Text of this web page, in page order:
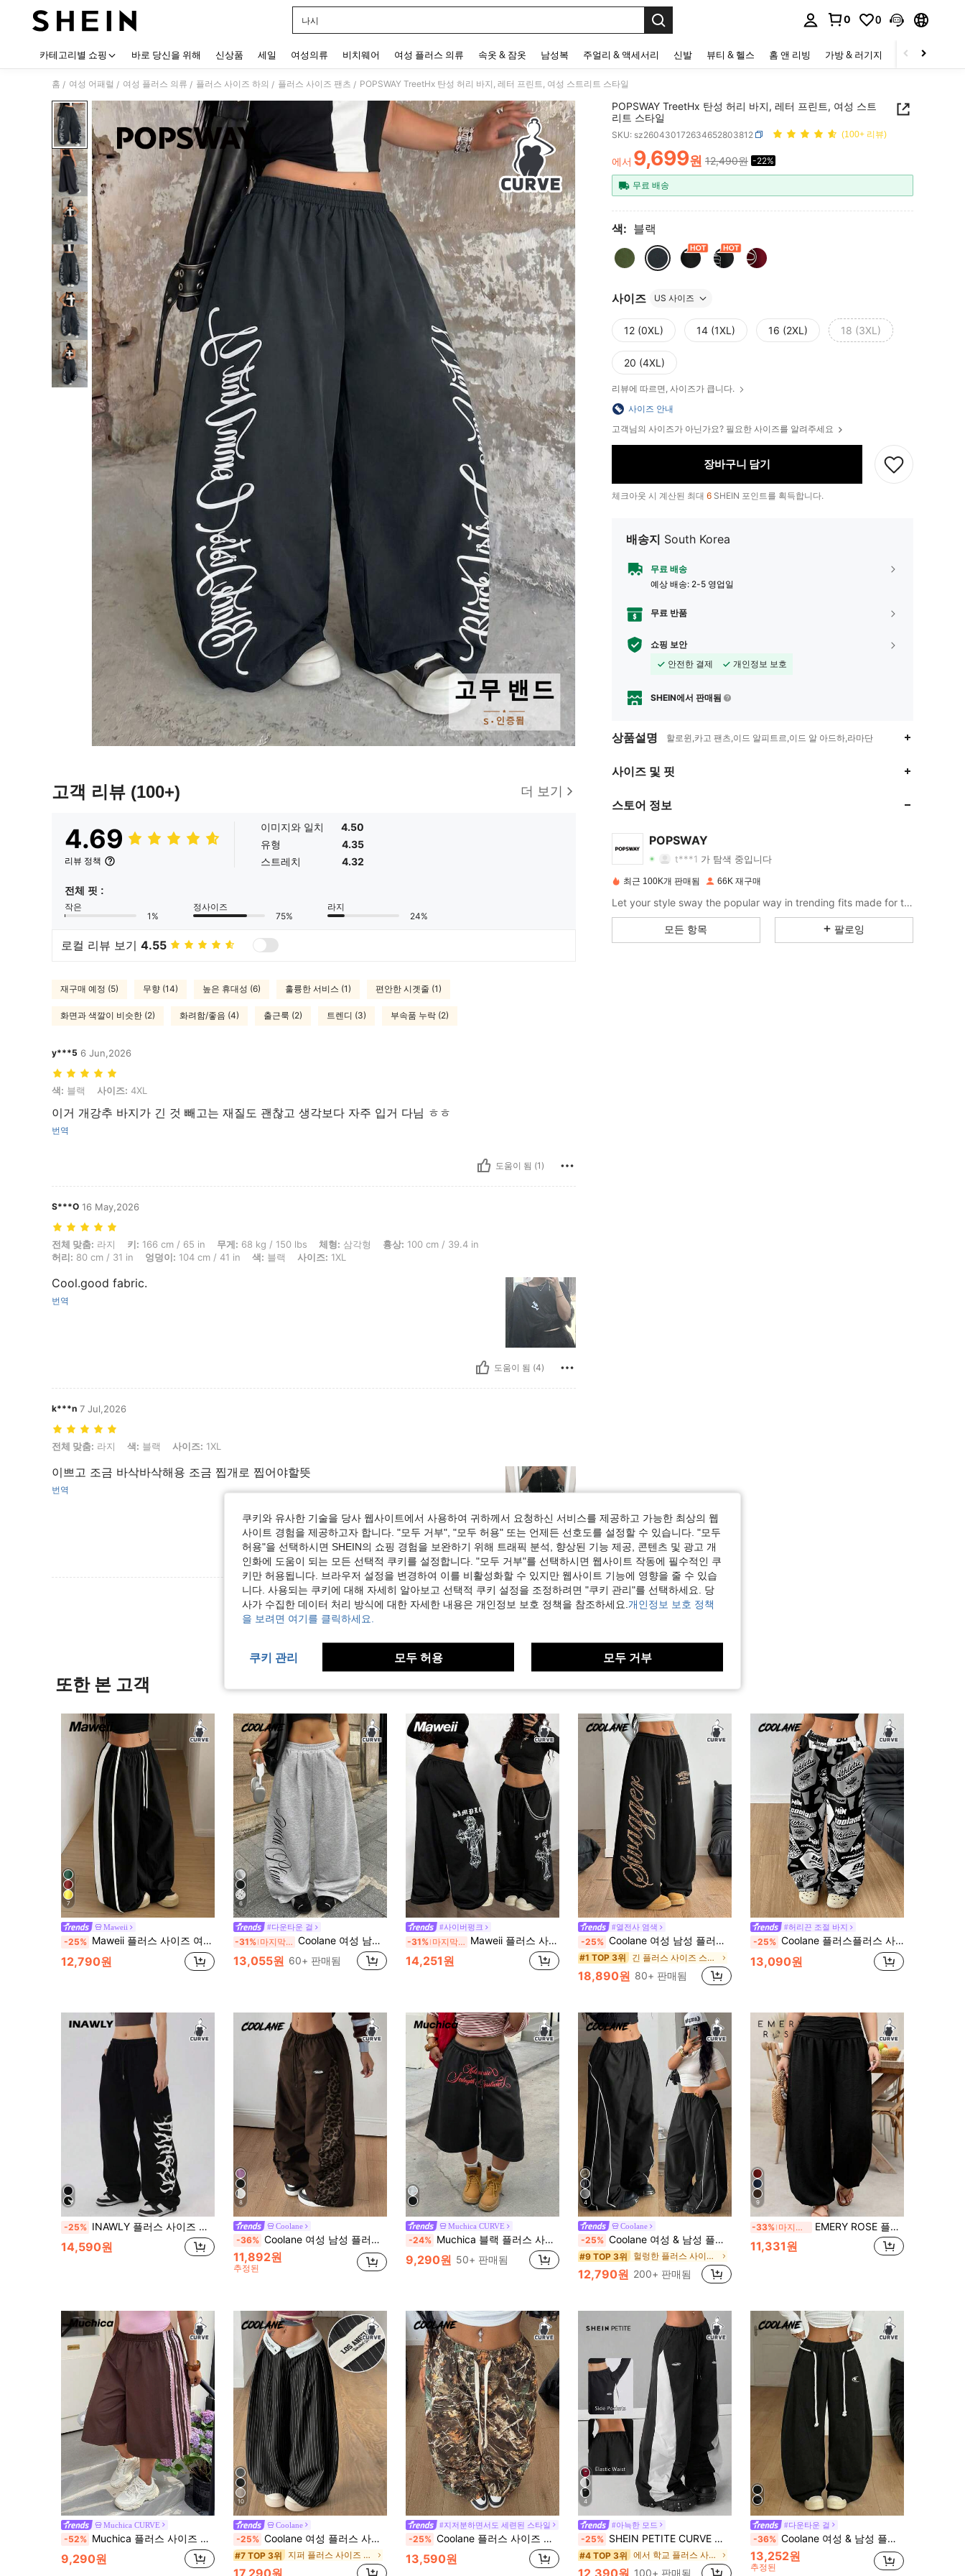
나시
0 0
카테고리별 쇼핑 바로 당신을 위해 신상품 세일 여성의류 비치웨어 여성 플러스 의류 속옷 & 잠옷 남성복 주얼리 & 액세서리 신발 뷰티 & 헬스 홈 앤 리빙 가방 & 러기지 스포츠 & 아웃
홈 / 여성 어패럴 / 여성 플러스 의류 / 플러스 사이즈 하의 / 플러스 사이즈 팬츠 / POPSWAY TreetHx 탄성 허리 바지, 레터 프린트, 여성 스트리트 스타일
고객 리뷰 (100+) 더 보기
4.69
리뷰 정책
이미지와 일치
4.50
유형
4.35
스트레치
4.32
전체 핏 :
작은
1%
정사이즈
75%
라지
24%
로컬 리뷰 보기 4.55
재구매 예정 (5) 무향 (14) 높은 휴대성 (6) 훌륭한 서비스 (1) 편안한 시곗줄 (1)
화면과 색깔이 비슷한 (2) 화려함/좋음 (4) 출근룩 (2) 트렌디 (3) 부속품 누락 (2)
y***5 6 Jun,2026
색: 블랙, 사이즈: 4XL
색: 블랙 사이즈: 4XL
이거 개강추 바지가 긴 것 빼고는 재질도 괜찮고 생각보다 자주 입거 다님 ㅎㅎ
번역
도움이 됨 (1)
S***O 16 May,2026
전체 맞춤: 라지, 키: 166 cm / 65 in, 무게: 68 kg / 150 lbs, 체형: 삼각형, 흉상: 100 cm / 39.4 in, 허리: 80 cm / 31 in, 엉덩이: 104 cm / 41 in, 색: 블랙, 사이즈: 1XL
전체 맞춤: 라지 키: 166 cm / 65 in 무게: 68 kg / 150 lbs 체형: 삼각형 흉상: 100 cm / 39.4 in
허리: 80 cm / 31 in 엉덩이: 104 cm / 41 in 색: 블랙 사이즈: 1XL
Cool.good fabric.
번역
도움이 됨 (4)
k***n 7 Jul,2026
전체 맞춤: 라지, 색: 블랙, 사이즈: 1XL
전체 맞춤: 라지 색: 블랙 사이즈: 1XL
이쁘고 조금 바삭바삭해용 조금 찝개로 찝어야할뜻
번역
도움이 됨 (0)
리뷰 더 보기
POPSWAY TreetHx 탄성 허리 바지, 레터 프린트, 여성 스트
리트 스타일
SKU: sz260430172634652803812 (100+ 리뷰)
PRICE AND AVAILABILITY
에서 9,699원 12,490원 -22%
무료 배송
색: 블랙
사이즈 US 사이즈
12 (0XL) 14 (1XL) 16 (2XL) 18 (3XL)
20 (4XL)
리뷰에 따르면, 사이즈가 큽니다.
사이즈 안내
고객님의 사이즈가 아닌가요? 필요한 사이즈를 알려주세요
장바구니 담기
체크아웃 시 계산된 최대 6 SHEIN 포인트를 획득합니다.
배송지 South Korea
무료 배송
예상 배송: 2-5 영업일
무료 반품
쇼핑 보안
안전한 결제
개인정보 보호
SHEIN에서 판매됨
상품설명 할로윈,카고 팬츠,이드 알피트르,이드 알 아드하,라마단
사이즈 및 핏
스토어 정보
POPSWAY
4.88
t***1 가 탐색 중입니다
4.88 398 115K
4.88 115K
최근 100K개 판매됨 66K 재구매
Let your style sway the popular way in trending fits made for the ultimate It girl.
모든 항목 팔로잉
또한 본 고객
7
Maweii
-25% Maweii 플러스 사이즈 여성용 드로스트링 레그 캐주얼 팬츠
12,790원
6
#다운타운 걸
-31% 마지막 3일 Coolane 여성 남성 플러스 사이즈 가을 외출 짐 기본 일상복 스트릿웨어 캐주얼 배기 패턴 그레이 미드 라이즈 팬츠 프린트 스웨트팬츠 가을
13,055원 60+ 판매됨
#사이버펑크
-31% 마지막 3일 Maweii 플러스 사이즈 여성 루즈핏 스트레이트 레그 캐주얼 프린트 팬츠, 스트리트, 휴가, 사무실 및 일상복에 적합
14,251원
#열전사 염색
-25% Coolane 여성 남성 플러스 사이즈 가을 겨울 체육관 캐주얼 스트리트웨어 게임 데이 정장 스포츠 빈티지 일상 치타 프린트 블랙 배기 탄력 허리밴드 공항
#1 TOP 3위 긴 플러스 사이즈 스웨트팬츠
18,890원 80+ 판매됨
#허리끈 조절 바지
-25% Coolane 플러스플러스 사이즈 여성 캐주얼 스트리트 스타일 풀 프린트 영문 텍스트 회색 스웨트팬츠, 가을/겨울에 적합
13,090원
-25% INAWLY 플러스 사이즈 캐주얼 레터 프린트 드로스트링 허리 스웨트팬츠 졸업, 개학, 졸업, 선생님, 가을 개학
14,590원
8
Coolane
-36% Coolane 여성 남성 플러스 사이즈 가을 스트리트웨어 카우보이 90년대 Y2K 캐주얼 오버사이즈 표범 무늬 패치워크 탄성 허리 와이드 레그 팬츠 초콜릿 브라운 가을
11,892원
추정된
Muchica CURVE
-24% Muchica 블랙 플러스 사이즈 여성용 레터 프린트 드로스트링 허리 카프리 팬츠
9,290원 50+ 판매됨
4
Coolane
-25% Coolane 여성 & 남성 플러스 사이즈 여름 가을 캐주얼 Y2K 스트리트웨어 빈티지 스포츠 탄력 허리 스트레이트 레그 루즈핏 블랙 팬츠
#9 TOP 3위 헐렁한 플러스 사이즈 바지
12,790원 200+ 판매됨
9
-33% 마지막 3일 EMERY ROSE 플러스 사이즈 여성 캐주얼 휴가용 신축성 허리 주름 바지
11,331원
Muchica CURVE
-52% Muchica 플러스 사이즈 여성 스트라이프 와이드 레그 루즈 캐주얼 카프리 팬츠
9,290원
10
Coolane
-25% Coolane 여성 플러스 사이즈 여름 가을 빈티지 스트리트웨어 캐주얼 히피 스트라이프 오버사이즈 블랙 스트라이프 그래픽 엘라스틱 허리밴드 미드라이즈 바나나 팬츠
#7 TOP 3위 지퍼 플러스 사이즈 바지
#지저분하면서도 세련된 스타일
-25% Coolane 플러스 사이즈 탄성 허리 루즈 스트레이트 레그 컬러 블록 바지
13,590원
4
#아늑한 모드
-25% SHEIN PETITE CURVE 플러스 사이즈 여성 여름 콘서트 스트리트웨어 외출 컬러 블록 낙하산 바지
#4 TOP 3위 에서 학교 플러스 사이즈 하의
100+ 판매됨
#다운타운 걸
-36% Coolane 여성 & 남성 플러스 사이즈 블랙, 가을, 고딕, 일상 스트리트웨어 캐주얼 와이드 레그 배기 스웨트팬츠, 탄력 허리밴드 곡선 헴 포괄적 사이즈 바지
13,252원
추정된
쿠키와 유사한 기술을 당사 웹사이트에서 사용하여 귀하께서 요청하신 서비스를 제공하고 가능한 최상의 웹
사이트 경험을 제공하고자 합니다. "모두 거부", "모두 허용" 또는 언제든 선호도를 설정할 수 있습니다. "모두
허용"을 선택하시면 SHEIN의 쇼핑 경험을 보완하기 위해 트래픽 분석, 향상된 기능 제공, 콘텐츠 및 광고 개
인화에 도움이 되는 모든 선택적 쿠키를 설정합니다. "모두 거부"를 선택하시면 웹사이트 작동에 필수적인 쿠
키만 허용됩니다. 브라우저 설정을 변경하여 이를 비활성화할 수 있지만 웹사이트 기능에 영향을 줄 수 있습
니다. 사용되는 쿠키에 대해 자세히 알아보고 선택적 쿠키 설정을 조정하려면 "쿠키 관리"를 선택하세요. 당
사가 수집한 데이터 처리 방식에 대한 자세한 내용은 개인정보 보호 정책을 참조하세요. 개인정보 보호 정책
을 보려면 여기를 클릭하세요.
쿠키 관리 모두 허용 모두 거부